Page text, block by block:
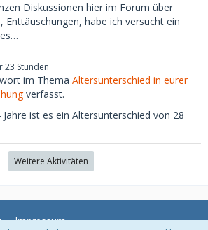
Diskussionen hier im Forum über
Enttäuschungen, habe ich versucht ein
23 Stunden
im Thema Altersunterschied in eurer
verfasst.
ist es ein Altersunterschied von 28
Weitere Aktivitäten
Impressum